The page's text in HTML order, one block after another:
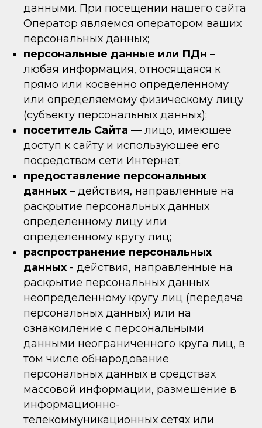
данными. При посещении нашего сайта
Оператор являемся оператором ваших
персональных данных;
персональные данные или ПДн –
любая информация, относящаяся к
прямо или косвенно определенному
или определяемому физическому лицу
(субъекту персональных данных);
посетитель Сайта — лицо, имеющее
доступ к сайту и использующее его
посредством сети Интернет;
предоставление персональных
данных – действия, направленные на
раскрытие персональных данных
определенному лицу или
определенному кругу лиц;
распространение персональных
данных - действия, направленные на
раскрытие персональных данных
неопределенному кругу лиц (передача
персональных данных) или на
ознакомление с персональными
данными неограниченного круга лиц, в
том числе обнародование
персональных данных в средствах
массовой информации, размещение в
информационно-
телекоммуникационных сетях или